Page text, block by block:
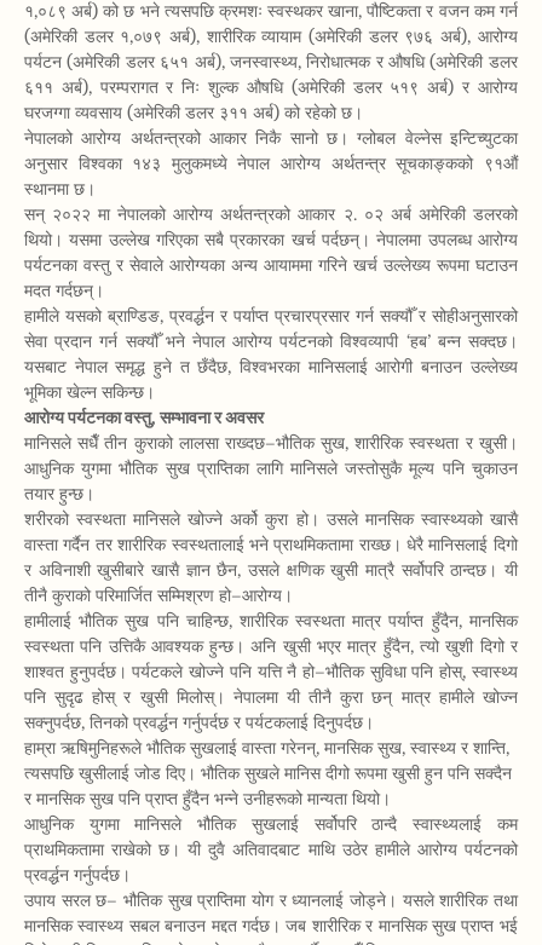
१,०८९ अर्ब) को छ भने त्यसपछि क्रमशः स्वस्थकर खाना, पौष्टिकता र वजन कम गर्न
(अमेरिकी डलर १,०७९ अर्ब), शारीरिक व्यायाम (अमेरिकी डलर ९७६ अर्ब), आरोग्य
पर्यटन (अमेरिकी डलर ६५१ अर्ब), जनस्वास्थ्य, निरोधात्मक र औषधि (अमेरिकी डलर
६११ अर्ब), परम्परागत र निः शुल्क औषधि (अमेरिकी डलर ५१९ अर्ब) र आरोग्य
घरजग्गा व्यवसाय (अमेरिकी डलर ३११ अर्ब) को रहेको छ।
नेपालको आरोग्य अर्थतन्त्रको आकार निकै सानो छ। ग्लोबल वेल्नेस इन्टिच्युटका
अनुसार विश्वका १४३ मुलुकमध्ये नेपाल आरोग्य अर्थतन्त्र सूचकाङ्कको ९१औं
स्थानमा छ।
सन् २०२२ मा नेपालको आरोग्य अर्थतन्त्रको आकार २. ०२ अर्ब अमेरिकी डलरको
थियो। यसमा उल्लेख गरिएका सबै प्रकारका खर्च पर्दछन्। नेपालमा उपलब्ध आरोग्य
पर्यटनका वस्तु र सेवाले आरोग्यका अन्य आयाममा गरिने खर्च उल्लेख्य रूपमा घटाउन
मदत गर्दछन्।
हामीले यसको ब्राण्डिङ, प्रवर्द्धन र पर्याप्त प्रचारप्रसार गर्न सक्यौँ र सोहीअनुसारको
सेवा प्रदान गर्न सक्यौँ भने नेपाल आरोग्य पर्यटनको विश्वव्यापी ‘हब’ बन्न सक्दछ।
यसबाट नेपाल समृद्ध हुने त छँदैछ, विश्वभरका मानिसलाई आरोगी बनाउन उल्लेख्य
भूमिका खेल्न सकिन्छ।
आरोग्य पर्यटनका वस्तु, सम्भावना र अवसर
मानिसले सधैँ तीन कुराको लालसा राख्दछ–भौतिक सुख, शारीरिक स्वस्थता र खुसी।
आधुनिक युगमा भौतिक सुख प्राप्तिका लागि मानिसले जस्तोसुकै मूल्य पनि चुकाउन
तयार हुन्छ।
शरीरको स्वस्थता मानिसले खोज्ने अर्को कुरा हो। उसले मानसिक स्वास्थ्यको खासै
वास्ता गर्दैन तर शारीरिक स्वस्थतालाई भने प्राथमिकतामा राख्छ। धेरै मानिसलाई दिगो
र अविनाशी खुसीबारे खासै ज्ञान छैन, उसले क्षणिक खुसी मात्रै सर्वोपरि ठान्दछ। यी
तीनै कुराको परिमार्जित सम्मिश्रण हो–आरोग्य।
हामीलाई भौतिक सुख पनि चाहिन्छ, शारीरिक स्वस्थता मात्र पर्याप्त हुँदैन, मानसिक
स्वस्थता पनि उत्तिकै आवश्यक हुन्छ। अनि खुसी भएर मात्र हुँदैन, त्यो खुशी दिगो र
शाश्वत हुनुपर्दछ। पर्यटकले खोज्ने पनि यत्ति नै हो–भौतिक सुविधा पनि होस्, स्वास्थ्य
पनि सुदृढ होस् र खुसी मिलोस्। नेपालमा यी तीनै कुरा छन् मात्र हामीले खोज्न
सक्नुपर्दछ, तिनको प्रवर्द्धन गर्नुपर्दछ र पर्यटकलाई दिनुपर्दछ।
हाम्रा ऋषिमुनिहरूले भौतिक सुखलाई वास्ता गरेनन्, मानसिक सुख, स्वास्थ्य र शान्ति,
त्यसपछि खुसीलाई जोड दिए। भौतिक सुखले मानिस दीगो रूपमा खुसी हुन पनि सक्दैन
र मानसिक सुख पनि प्राप्त हुँदैन भन्ने उनीहरूको मान्यता थियो।
आधुनिक युगमा मानिसले भौतिक सुखलाई सर्वोपरि ठान्दै स्वास्थ्यलाई कम
प्राथमिकतामा राखेको छ। यी दुवै अतिवादबाट माथि उठेर हामीले आरोग्य पर्यटनको
प्रवर्द्धन गर्नुपर्दछ।
उपाय सरल छ– भौतिक सुख प्राप्तिमा योग र ध्यानलाई जोड्ने। यसले शारीरिक तथा
मानसिक स्वास्थ्य सबल बनाउन मद्दत गर्दछ। जब शारीरिक र मानसिक सुख प्राप्त भई